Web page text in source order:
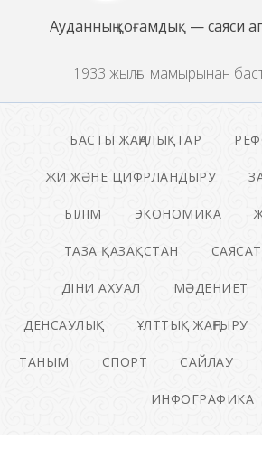
Ауданның қоғамдық — саяси
1933 жылғы мамырынан
БАСТЫ ЖАҢАЛЫҚТАР
ЖИ ЖӘНЕ ЦИФРЛАНДЫРУ
БІЛІМ ЭКОНОМИКА
ТАЗА ҚАЗАҚСТАН САЯСАТ
ДІНИ АХУАЛ МӘДЕНИЕТ
ДЕНСАУЛЫҚ ҰЛТТЫҚ ЖАҢҒЫРУ
ТАНЫМ СПОРТ САЙЛАУ
ИНФОГРАФИКА